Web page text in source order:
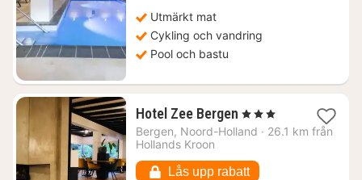
Utmärkt mat
Cykling och vandring
Pool och bastu
Hotel Zee Bergen 1
natt
kr.
, 3 Stjärnor
Bergen, Noord-Holland · 26.1 km från
Hollands Kroon
Lås upp rabatt